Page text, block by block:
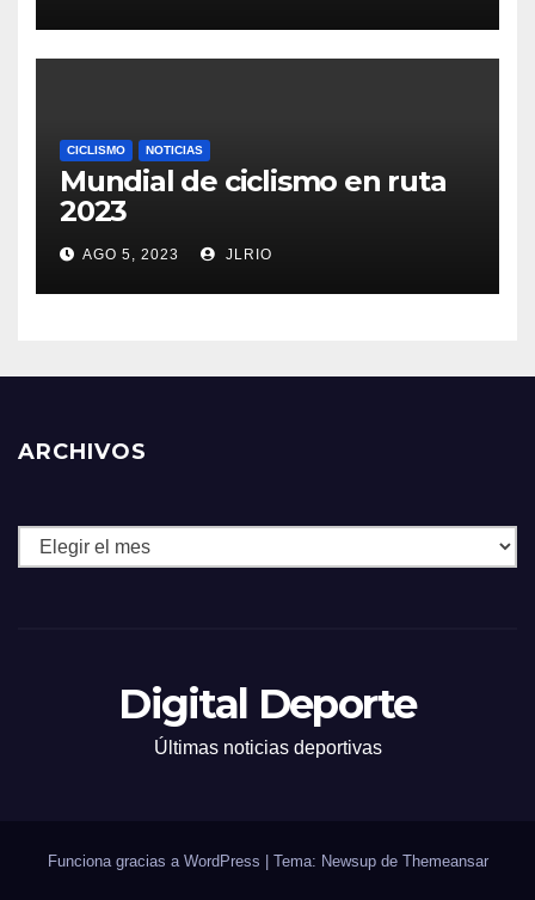
CICLISMO NOTICIAS
Mundial de ciclismo en ruta
2023
AGO 5, 2023 JLRIO
ARCHIVOS
Archivos
Digital Deporte
Últimas noticias deportivas
Funciona gracias a WordPress Tema: Newsup de Themeansar